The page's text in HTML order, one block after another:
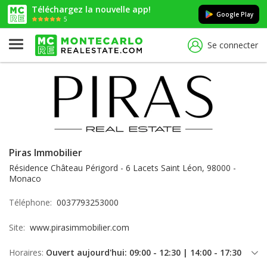
Téléchargez la nouvelle app!
5
Google Play
Se connecter
Piras Immobilier
Résidence Château Périgord - 6 Lacets Saint Léon, 98000 -
Monaco
Téléphone: 0037793253000
Site: www.pirasimmobilier.com
Horaires: Ouvert aujourd'hui: 09:00 - 12:30 | 14:00 - 17:30